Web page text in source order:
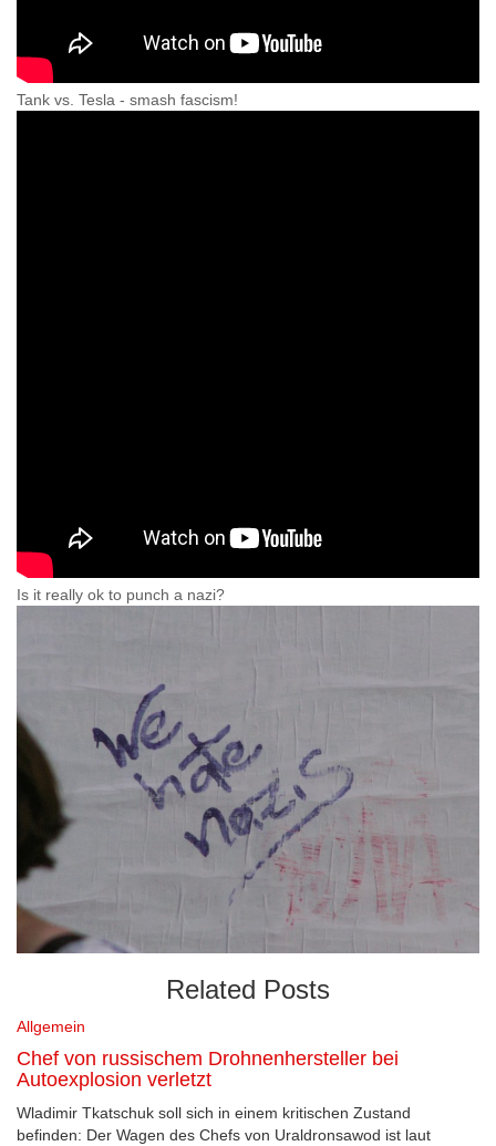
Tank vs. Tesla - smash fascism!
Is it really ok to punch a nazi?
Related Posts
Allgemein
Chef von russischem Drohnenhersteller bei
Autoexplosion verletzt
Wladimir Tkatschuk soll sich in einem kritischen Zustand
befinden: Der Wagen des Chefs von Uraldronsawod ist laut